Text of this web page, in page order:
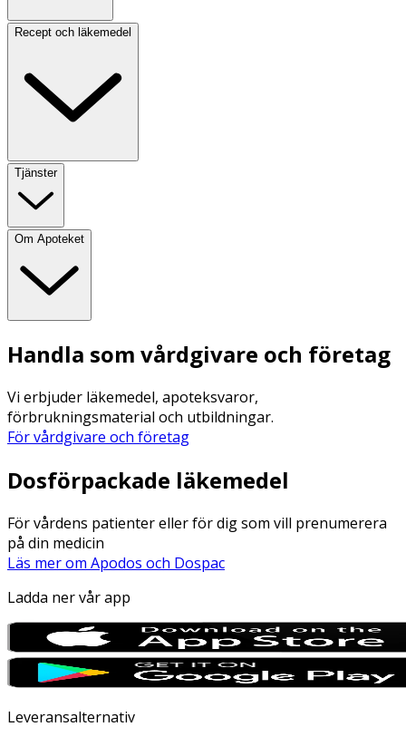
Recept och läkemedel
Tjänster
Om Apoteket
Handla som vårdgivare och företag
Vi erbjuder läkemedel, apoteksvaror,
förbrukningsmaterial och utbildningar.
För vårdgivare och företag
Dosförpackade läkemedel
För vårdens patienter eller för dig som vill prenumerera
på din medicin
Läs mer om Apodos och Dospac
Ladda ner vår app
Leveransalternativ